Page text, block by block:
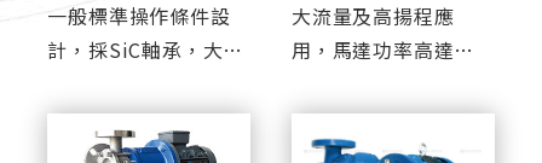
一般標準操作條件設
計，採SiC軸承，大幅
壽命。
大流量及高揚程應
用，馬達功率高達